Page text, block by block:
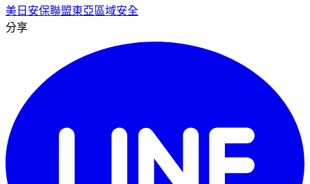
美日安保聯盟東亞區域安全
分享